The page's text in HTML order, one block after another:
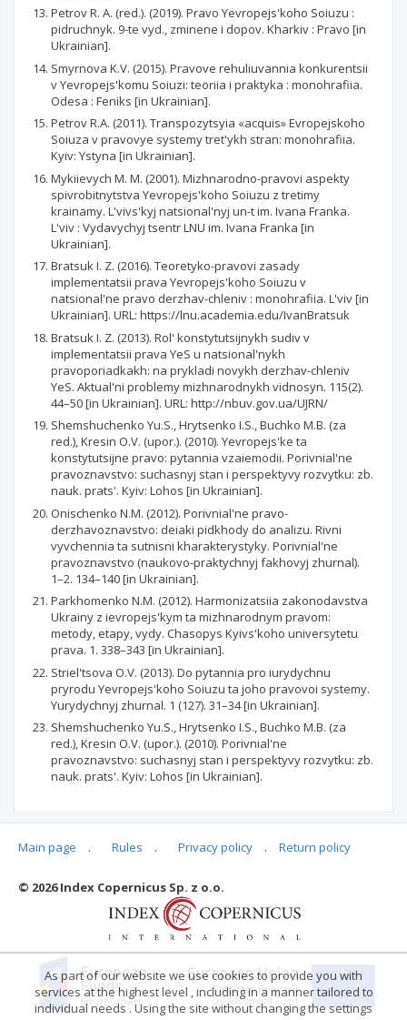
Petrov R. A. (red.). (2019). Pravo Yevropejs'koho Soiuzu :
pidruchnyk. 9-te vyd., zminene i dopov. Kharkiv : Pravo [in
Ukrainian].
Smyrnova K.V. (2015). Pravove rehuliuvannia konkurentsii
v Yevropejs'komu Soiuzi: teoriia i praktyka : monohrafiia.
Odesa : Feniks [in Ukrainian].
Petrov R.A. (2011). Transpozytsyia «acquis» Evropejskoho
Soiuza v pravovye systemy tret'ykh stran: monohrafiia.
Kyiv: Ystyna [in Ukrainian].
Mykiievych M. M. (2001). Mizhnarodno-pravovi aspekty
spivrobitnytstva Yevropejs'koho Soiuzu z tretimy
krainamy. L'vivs'kyj natsional'nyj un-t im. Ivana Franka.
L'viv : Vydavychyj tsentr LNU im. Ivana Franka [in
Ukrainian].
Bratsuk I. Z. (2016). Teoretyko-pravovi zasady
implementatsii prava Yevropejs'koho Soiuzu v
natsional'ne pravo derzhav-chleniv : monohrafiia. L'viv [in
Ukrainian]. URL: https://lnu.academia.edu/IvanBratsuk
Bratsuk I. Z. (2013). Rol' konstytutsijnykh sudiv v
implementatsii prava YeS u natsional'nykh
pravoporiadkakh: na prykladi novykh derzhav-chleniv
YeS. Aktual'ni problemy mizhnarodnykh vidnosyn. 115(2).
44–50 [in Ukrainian]. URL: http://nbuv.gov.ua/UJRN/
Shemshuchenko Yu.S., Hrytsenko I.S., Buchko M.B. (za
red.), Kresin O.V. (upor.). (2010). Yevropejs'ke ta
konstytutsijne pravo: pytannia vzaiemodii. Porivnial'ne
pravoznavstvo: suchasnyj stan i perspektyvy rozvytku: zb.
nauk. prats'. Kyiv: Lohos [in Ukrainian].
Onischenko N.M. (2012). Porivnial'ne pravo-
derzhavoznavstvo: deiaki pidkhody do analizu. Rivni
vyvchennia ta sutnisni kharakterystyky. Porivnial'ne
pravoznavstvo (naukovo-praktychnyj fakhovyj zhurnal).
1–2. 134–140 [in Ukrainian].
Parkhomenko N.M. (2012). Harmonizatsiia zakonodavstva
Ukrainy z ievropejs'kym ta mizhnarodnym pravom:
metody, etapy, vydy. Chasopys Kyivs'koho universytetu
prava. 1. 338–343 [in Ukrainian].
Striel'tsova O.V. (2013). Do pytannia pro iurydychnu
pryrodu Yevropejs'koho Soiuzu ta joho pravovoi systemy.
Yurydychnyj zhurnal. 1 (127). 31–34 [in Ukrainian].
Shemshuchenko Yu.S., Hrytsenko I.S., Buchko M.B. (za
red.), Kresin O.V. (upor.). (2010). Porivnial'ne
pravoznavstvo: suchasnyj stan i perspektyvy rozvytku: zb.
nauk. prats'. Kyiv: Lohos [in Ukrainian].
Articles quoting
Main page . Rules . Privacy policy . Return policy
© 2026 Index Copernicus Sp. z o.o.
As part of our website we use cookies to provide you with
services at the highest level , including in a manner tailored to
individual needs . Using the site without changing the settings